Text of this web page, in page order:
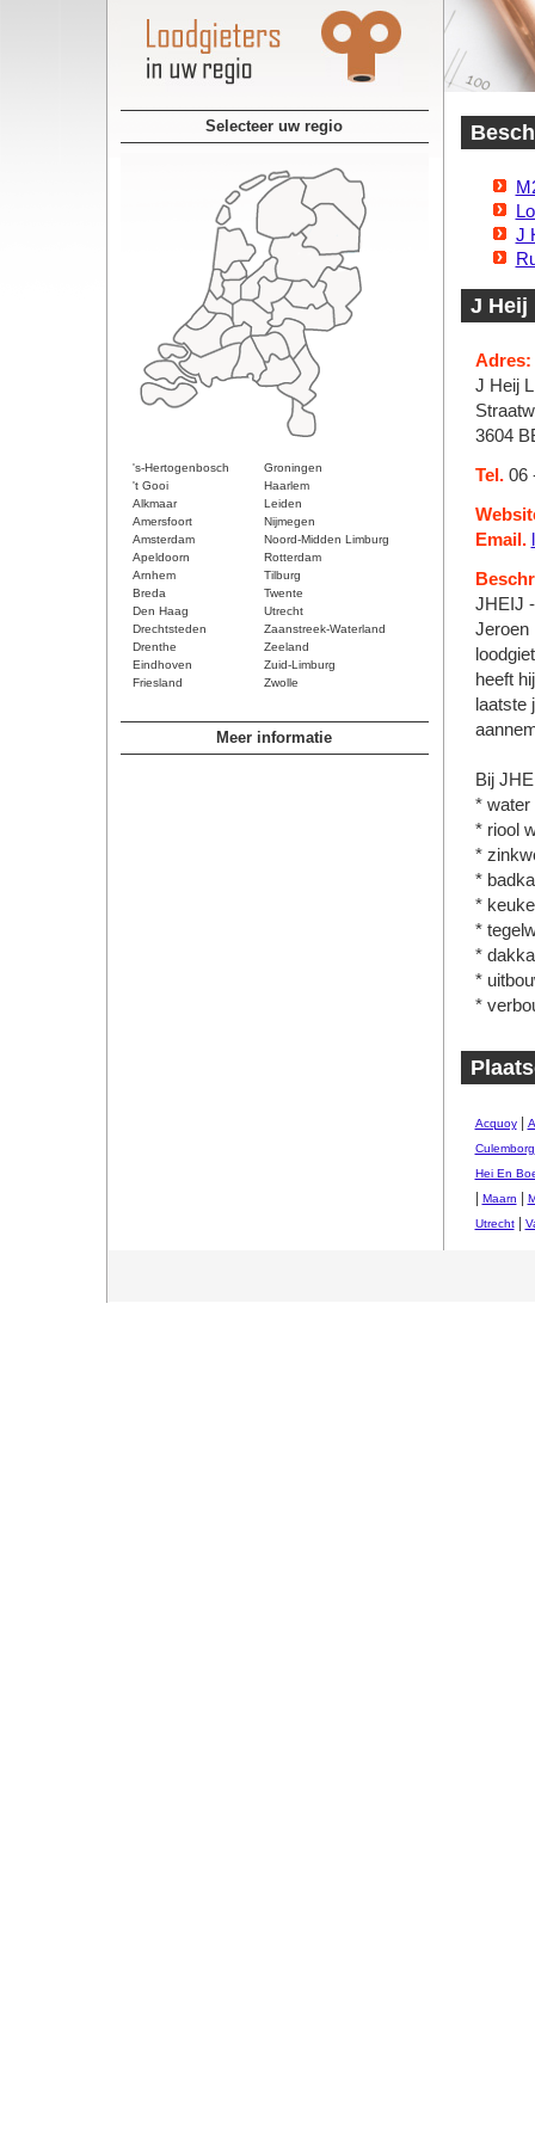
Selecteer uw regio
's-Hertogenbosch
Groningen
't Gooi
Haarlem
Alkmaar
Leiden
Amersfoort
Nijmegen
Amsterdam
Noord-Midden Limburg
Apeldoorn
Rotterdam
Arnhem
Tilburg
Breda
Twente
Den Haag
Utrecht
Drechtsteden
Zaanstreek-Waterland
Drenthe
Zeeland
Eindhoven
Zuid-Limburg
Friesland
Zwolle
Meer informatie
J
J Heij
Adres:
J Heij
3604
Tel.06
Email.
JHEIJ
Jeroen
heeft
laatste
Bij
* water
* riool
*
*
*
*
*
*
*
Acquoy|
Culemborg
Hei En
Maarn
Utrecht|